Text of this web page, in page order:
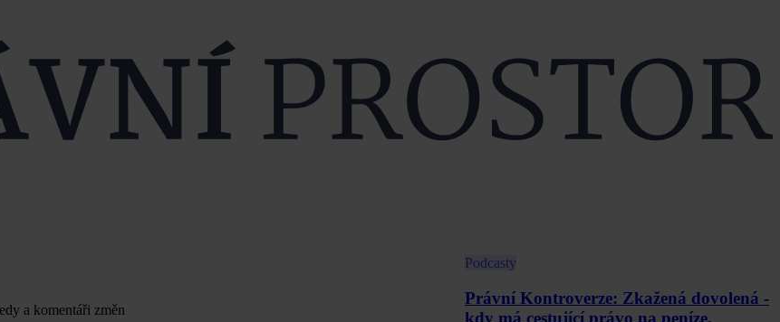
a komentáři změn
Podcasty
Právní Kontroverze: Zkažená dovolená -
kdy má cestující právo na peníze,